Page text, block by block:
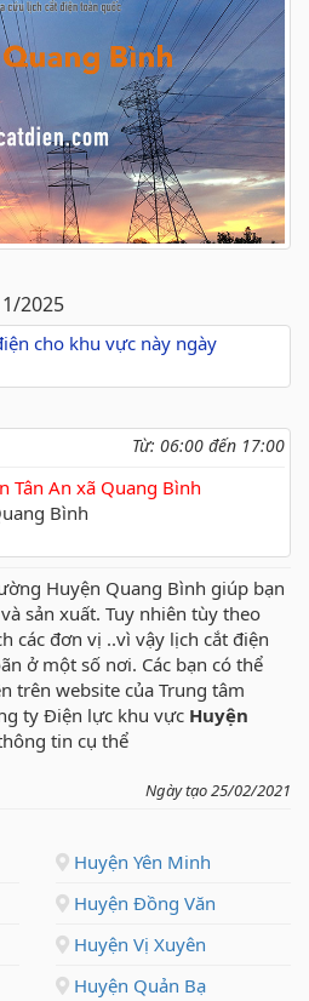
2025
cho khu vực này ngày
Từ: 06:00 đến 17:00
Tân An xã Quang Bình
Bình
Huyện Quang Bình giúp bạn
sản xuất. Tuy nhiên tùy theo
các đơn vị ..vì vậy lịch cắt điện
ở một số nơi. Các bạn có thể
trên website của Trung tâm
ty Điện lực khu vực Huyện
tin cụ thể
Ngày tạo 25/02/2021
Huyện Yên Minh
Huyện Đồng Văn
Huyện Vị Xuyên
Huyện Quản Bạ